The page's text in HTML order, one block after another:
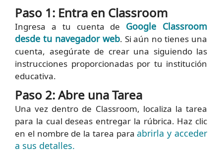
Paso 1: Entra en Classroom
Ingresa a tu cuenta de Google Classroom
desde tu navegador web. Si aún no tienes una
cuenta, asegúrate de crear una siguiendo las
instrucciones proporcionadas por tu institución
educativa.
Paso 2: Abre una Tarea
Una vez dentro de Classroom, localiza la tarea
para la cual deseas entregar la rúbrica. Haz clic
en el nombre de la tarea paraabrirla y acceder
a sus detalles.